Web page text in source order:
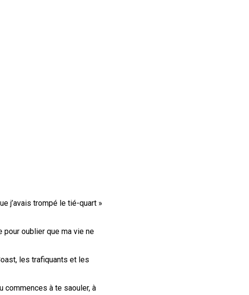
j’avais trompé le tié-quart »
pour oublier que ma vie ne
les trafiquants et les
commences à te saouler, à